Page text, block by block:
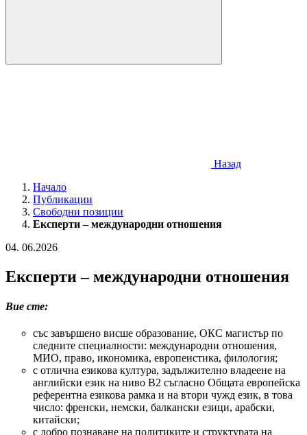
Назад
Начало
Публикации
Свободни позиции
Експерти – международни отношения
04. 06.2026
Експерти – международни отношения
Вие сте:
със завършено висше образование, ОКС магистър по
следните специалности: международни отношения,
МИО, право, икономика, европеистика, филология;
с отлична езикова култура, задължително владеене на
английски език на ниво В2 съгласно Общата европейска
референтна езикова рамка и на втори чужд език, в това
число: френски, немски, балкански езици, арабски,
китайски;
с добро познаване на политиките и структурата на